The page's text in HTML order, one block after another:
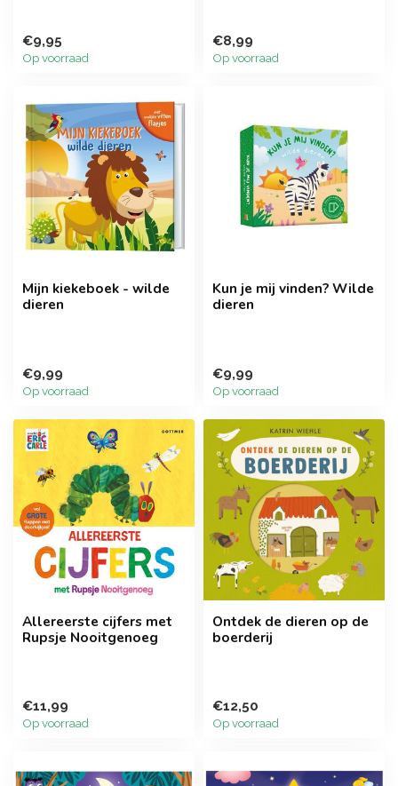
€9,95
Op voorraad
€8,99
Op voorraad
Mijn kiekeboek - wilde
dieren
€9,99
Op voorraad
Kun je mij vinden? Wilde
dieren
€9,99
Op voorraad
Allereerste cijfers met
Rupsje Nooitgenoeg
€11,99
Op voorraad
Ontdek de dieren op de
boerderij
€12,50
Op voorraad